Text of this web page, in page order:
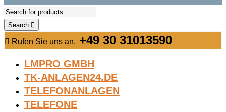
Search
Rufen Sie uns an. +49 30 31013590
LMPRO GMBH
TK-ANLAGEN24.DE
TELEFONANLAGEN
TELEFONE